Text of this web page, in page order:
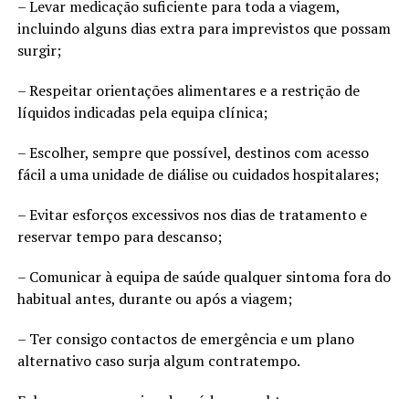
– Levar medicação suficiente para toda a viagem,
incluindo alguns dias extra para imprevistos que possam
surgir;
– Respeitar orientações alimentares e a restrição de
líquidos indicadas pela equipa clínica;
– Escolher, sempre que possível, destinos com acesso
fácil a uma unidade de diálise ou cuidados hospitalares;
– Evitar esforços excessivos nos dias de tratamento e
reservar tempo para descanso;
– Comunicar à equipa de saúde qualquer sintoma fora do
habitual antes, durante ou após a viagem;
– Ter consigo contactos de emergência e um plano
alternativo caso surja algum contratempo.